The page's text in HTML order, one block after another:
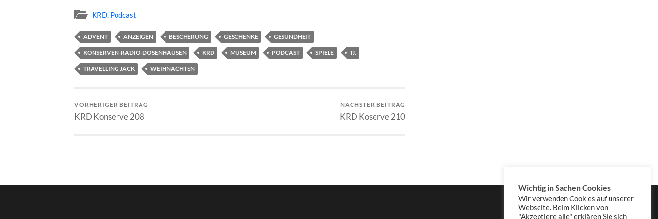
KRD, Podcast
ADVENT ANZEIGEN BESCHERUNG GESCHENKE GESUNDHEIT
KONSERVEN-RADIO-DOSENHAUSEN KRD MUSEUM PODCAST SPIELE TJ.
TRAVELLING JACK WEIHNACHTEN
VORHERIGER BEITRAG
KRD Konserve 208
NÄCHSTER BEITRAG
KRD Koserve 210
Wichtig in Sachen Cookies
Wir verwenden Cookies auf unserer
Webseite. Beim Klicken von
"Akzeptiere alle" erklären Sie sich